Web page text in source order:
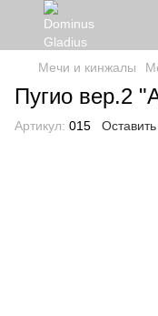
Мечи и кинжалы
Пугио вер.2
Артикул: 015